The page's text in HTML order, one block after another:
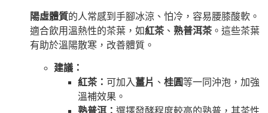
陽虛體質的人常感到手腳冰涼、怕冷，容易腰膝酸軟。
適合飲用溫熱性的茶葉，如紅茶、 熟普洱茶。這些茶葉
有助於溫陽散寒，改善體質。
建議：
紅茶： 可加入 薑片 、 桂圓等一同沖泡，加強
溫補效果。
熟普洱： 選擇發酵程度較高的熟普，其茶性